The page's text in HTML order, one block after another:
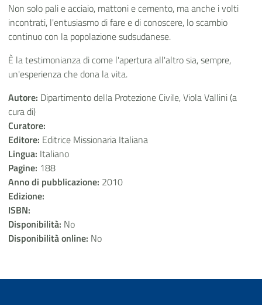
Non solo pali e acciaio, mattoni e cemento, ma anche i volti
incontrati, l'entusiasmo di fare e di conoscere, lo scambio
continuo con la popolazione sudsudanese.
È la testimonianza di come l'apertura all'altro sia, sempre,
un'esperienza che dona la vita.
Autore: Dipartimento della Protezione Civile, Viola Vallini (a
cura di)
Curatore:
Editore: Editrice Missionaria Italiana
Lingua: Italiano
Pagine: 188
Anno di pubblicazione: 2010
Edizione:
ISBN:
Disponibilità: No
Disponibilità online: No